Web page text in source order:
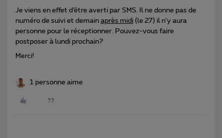
Je viens en effet d’être averti par SMS. Il ne donne pas de
numéro de suivi et demain après midi (le 27) il n’y aura
personne pour le réceptionner. Pouvez-vous faire
postposer à lundi prochain?
Merci!
1 personne aime